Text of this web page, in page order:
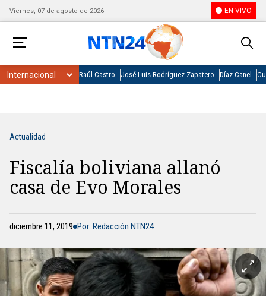
Viernes, 07 de agosto de 2026 EN VIVO
Raúl Castro José Luis Rodríguez Zapatero Díaz-Canel
Actualidad
Fiscalía boliviana allanó
casa de Evo Morales
diciembre 11, 2019 Por: Redacción NTN24